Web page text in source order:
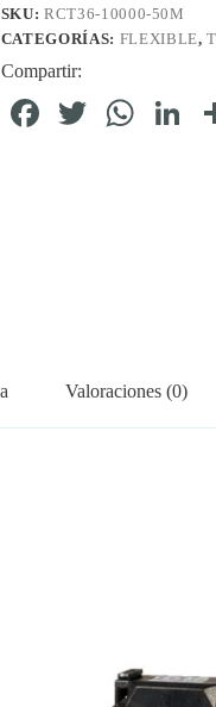
SKU:RCT36-10000-50M
CATEGORÍAS: FLEXIBLE,
Compartir:
Fa T
W
Valoraciones (0)